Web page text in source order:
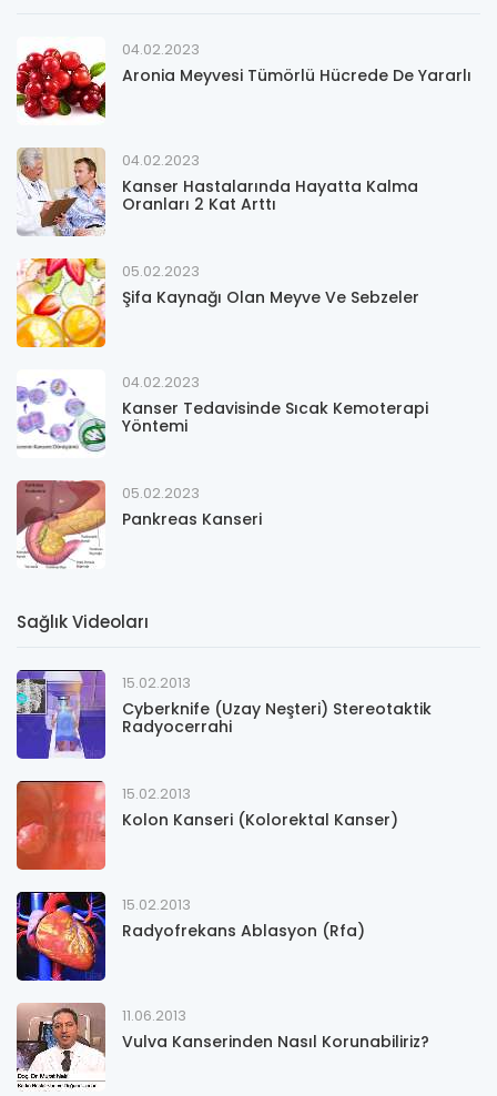
04.02.2023
Aronia Meyvesi Tümörlü Hücrede De Yararlı
04.02.2023
Kanser Hastalarında Hayatta Kalma
Oranları 2 Kat Arttı
05.02.2023
Şifa Kaynağı Olan Meyve Ve Sebzeler
04.02.2023
Kanser Tedavisinde Sıcak Kemoterapi
Yöntemi
05.02.2023
Pankreas Kanseri
Sağlık Videoları
15.02.2013
Cyberknife (Uzay Neşteri) Stereotaktik
Radyocerrahi
15.02.2013
Kolon Kanseri (Kolorektal Kanser)
15.02.2013
Radyofrekans Ablasyon (Rfa)
11.06.2013
Vulva Kanserinden Nasıl Korunabiliriz?